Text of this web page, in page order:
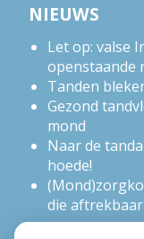
NIEUWS
Let op: valse
openstaande
Tanden
Gezond
mond
Naar de
hoede!
die